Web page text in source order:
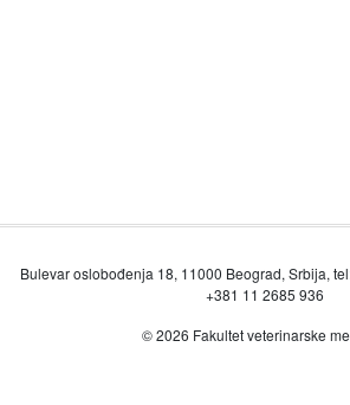
Bulevar oslobođenja 18, 11000 Beograd, Srbija,
+381 11 2685 936
© 2026 Fakultet veterinarske